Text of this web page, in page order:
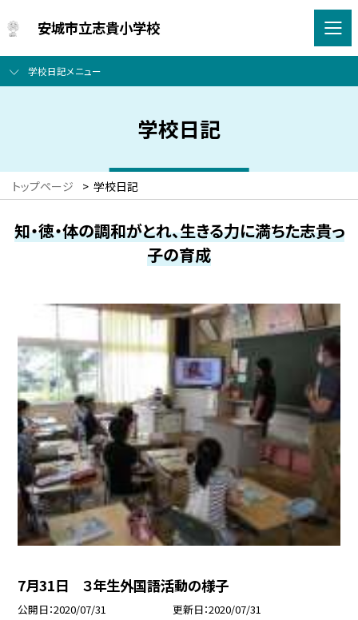
安城市立志貴小学校
学校日記メニュー
学校日記
トップページ > 学校日記
知・徳・体の調和がとれ、生きる力に満ちた志貴っ
子の育成
7月31日 ３年生外国語活動の様子
公開日 2020/07/31 更新日 2020/07/31